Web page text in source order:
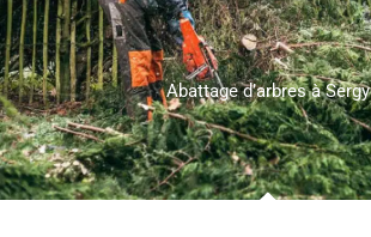
Abattage d’arbres à Sergy